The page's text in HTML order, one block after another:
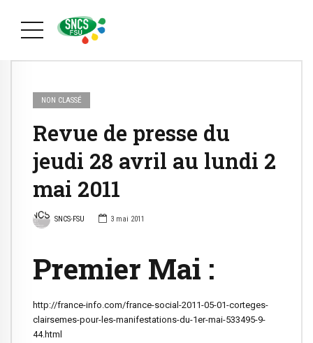
NON CLASSÉ
Revue de presse du
jeudi 28 avril au lundi 2
mai 2011
SNCS-FSU 3 mai 2011
Premier Mai :
http://france-info.com/france-social-2011-05-01-corteges-
clairsemes-pour-les-manifestations-du-1er-mai-533495-9-
44.html